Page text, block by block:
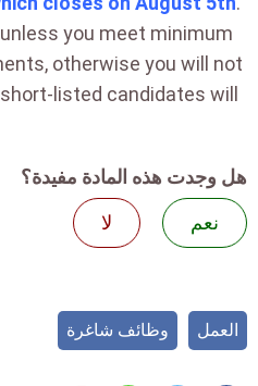
you meet minimum
otherwise you will not
listed candidates will
هل وجدت هذه المادة مفيدة؟
نعم
لا
العمل وظائف شاغرة